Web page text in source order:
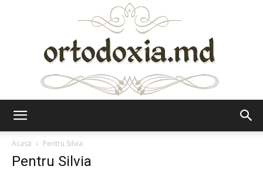
Acasă
Pentru Silvia
Pentru Silvia